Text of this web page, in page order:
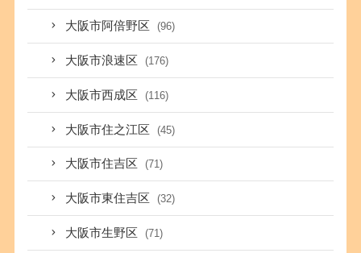
大阪市阿倍野区 (96)
大阪市浪速区 (176)
大阪市西成区 (116)
大阪市住之江区 (45)
大阪市住吉区 (71)
大阪市東住吉区 (32)
大阪市生野区 (71)